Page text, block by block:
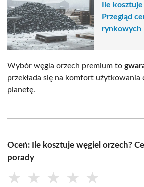
Ile kosztuje
Przegląd
rynkowych
Wybór węgla orzech premium to
przekłada się na komfort użytkowania
planetę.
Oceń: Ile kosztuje węgiel orzech?
porady
★ ★ ★ ★ ★